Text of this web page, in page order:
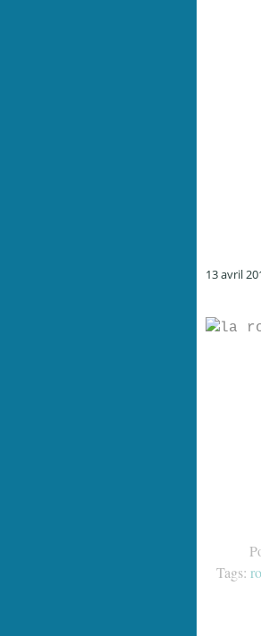
13 avril
Tags: